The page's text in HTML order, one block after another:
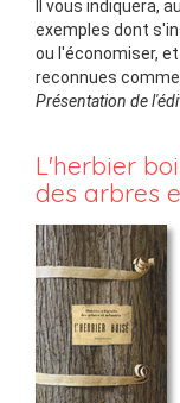
Il vous indiquera,
exemples dont
ou l'économiser,
reconnues
Présentation de
L'herbier
des arbres